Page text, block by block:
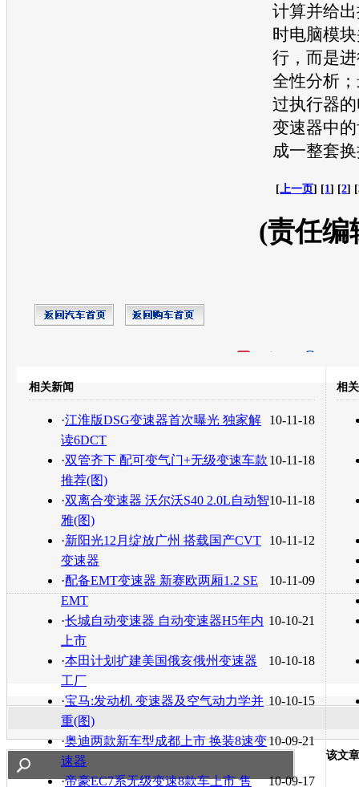
计算并给
时电脑模
行，而是
全性分析
过执行器
变速器中
成一整套
[ 上一页] [1] [2]
(责任编
转发至：
相关新闻
10-11-18
·江淮版DSG变速器首次曝光 独家解
读6DCT
10-11-18
·双管齐下 配可变气门+无级变速车款
推荐(图)
10-11-18
·双离合变速器 沃尔沃S40 2.0L自动智
雅(图)
10-11-12
·新阳光12月绽放广州 搭载国产CVT
变速器
10-11-09
·配备EMT变速器 新赛欧两厢1.2 SE
EMT
10-10-21
·长城自动变速器 自动变速器H5年内
上市
10-10-18
·本田计划扩建美国俄亥俄州变速器
工厂
10-10-15
·宝马:发动机 变速器及空气动力学并
重(图)
10-09-21
·奥迪两款新车型成都上市 换装8速变
速器
10-09-17
·帝豪EC7系无级变速8款车上市 售
相
该文